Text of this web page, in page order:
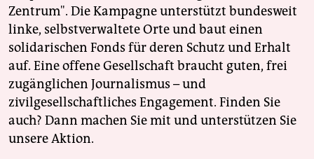
Zentrum". Die Kampagne unterstützt bundesweit
linke, selbstverwaltete Orte und baut einen
solidarischen Fonds für deren Schutz und Erhalt
auf. Eine offene Gesellschaft braucht guten, frei
zugänglichen Journalismus – und
zivilgesellschaftliches Engagement. Finden Sie
auch? Dann machen Sie mit und unterstützen Sie
unsere Aktion.